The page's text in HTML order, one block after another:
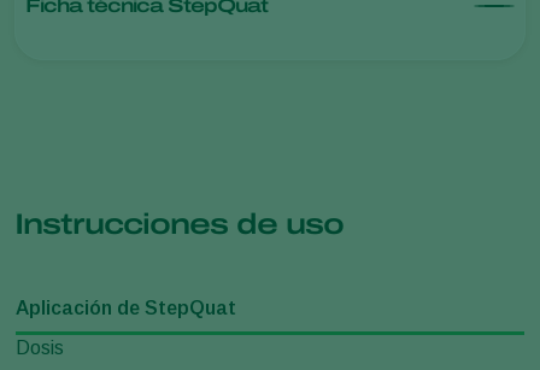
Ficha técnica StepQuat
Instrucciones de uso
Aplicación de StepQuat
Dosis